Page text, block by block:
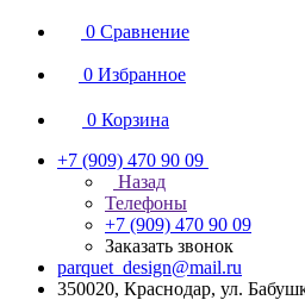
0 Сравнение
0 Избранное
0 Корзина
+7 (909) 470 90 09
Назад
Телефоны
+7 (909) 470 90 09
Заказать звонок
parquet_design@mail.ru
350020, Краснодар, ул.